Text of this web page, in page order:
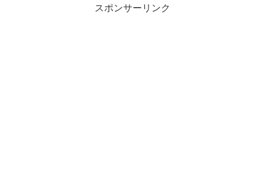
スポンサーリンク